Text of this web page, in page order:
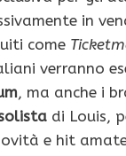
in
come
verranno
, ma anche i
di Louis,
e hit